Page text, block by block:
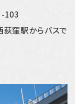
103
窪駅からバスで